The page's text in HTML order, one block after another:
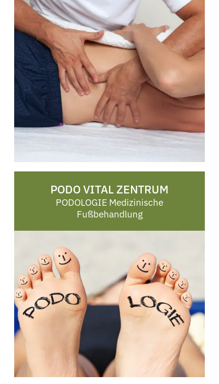
Mittwoch
08:00 - 16:00 Uhr
Donnerstag 08:00 - 17:00 Uhr
Freitag
08:00 - 15:00 Uhr
Bahnhofstraße 14
08223 Falkenstein
Mittwoch
Donnerstag
08:00 - 15:00 Uhr
Freitag
geschlossen
PODO VITAL ZENTRUM
PODOLOGIE Medizinische
Fußbehandlung